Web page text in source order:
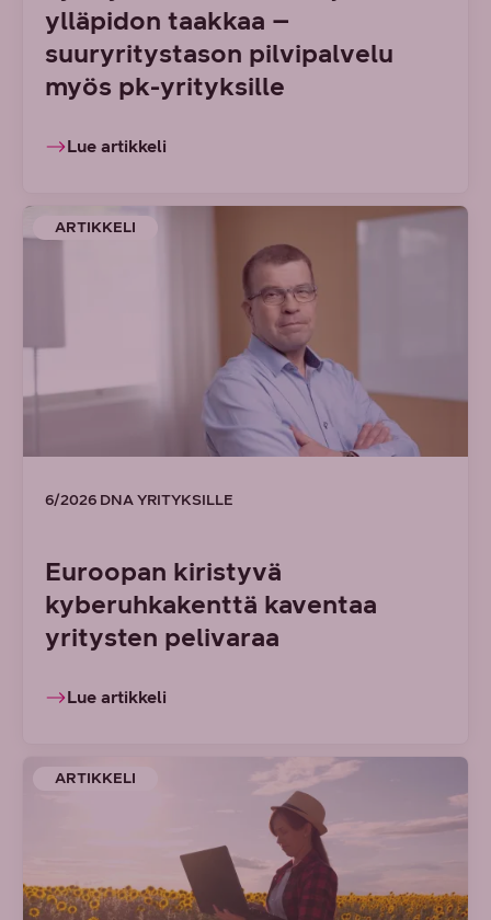
ylläpidon taakkaa –
suuryritystason pilvipalvelu
myös pk-yrityksille
Lue artikkeli
ARTIKKELI
6/2026 DNA YRITYKSILLE
Euroopan kiristyvä
kyberuhkakenttä kaventaa
yritysten pelivaraa
Lue artikkeli
ARTIKKELI